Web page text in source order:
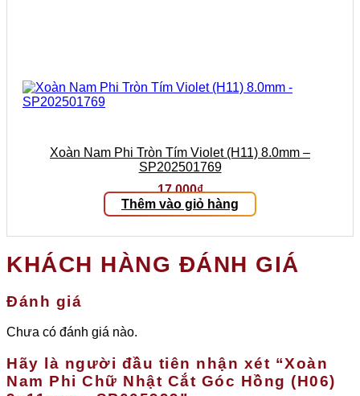
Xoàn Nam Phi Tròn Tím Violet (H11) 8.0mm –
SP202501769
17.000₫
Thêm vào giỏ hàng
KHÁCH HÀNG ĐÁNH GIÁ
Đánh giá
Chưa có đánh giá nào.
Hãy là người đầu tiên nhận xét “Xoàn
Nam Phi Chữ Nhật Cắt Góc Hồng (H06)